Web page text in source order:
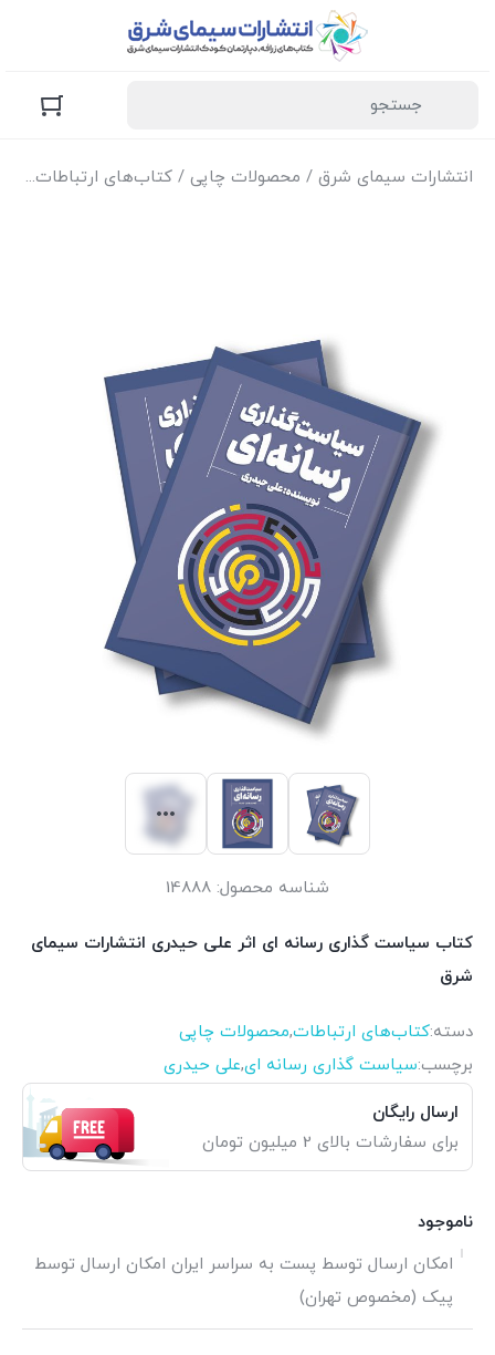
انتشارات سیمای شرق / محصولات چاپی / کتاب‌های ارتباطات/
شناسه محصول: 14888
کتاب سیاست گذاری رسانه ای اثر علی حیدری انتشارات سیمای
شرق
دسته:کتاب‌های ارتباطات,محصولات چاپی
برچسب:سیاست گذاری رسانه ای,علی حیدری
ارسال رایگان
برای سفارشات بالای 2 میلیون تومان
ناموجود
امکان ارسال توسط پست به سراسر ایران امکان ارسال توسط
پیک (مخصوص تهران)